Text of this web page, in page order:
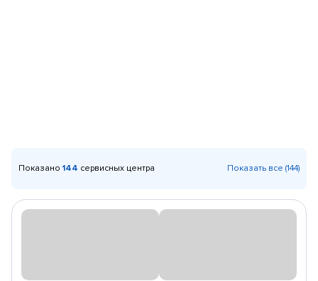
Показано 144 сервисных центра Показать все (144)